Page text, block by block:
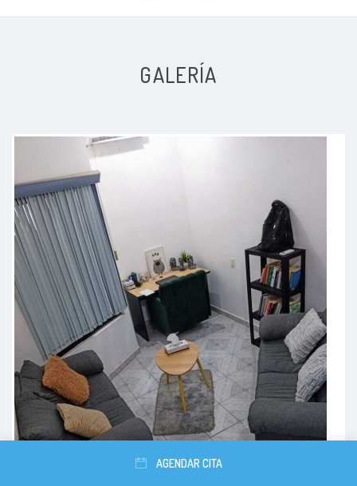
Primera sesión terapia individual
Terapia individual de primera vez
Terapia Individual online 500 MXN
Psicoterapia para adolescentes 500 MXN
Terapia individual 500 MXN
Terapia para adultos online individual 500 MXN
Terapia para adultos presencial individual 600 MXN
Psicoterapia individual
Buena primer consulta, logra
Paciente
Excelente profesional, muy
empático y elocuente. Me sentí
muy cómodo en la consulta y con
sus preguntas y observaciones. Lo
recomiendo ampliamente.
Paciente
GALERÍA
AGENDAR CITA